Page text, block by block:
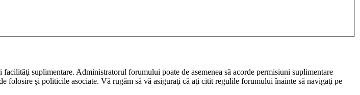
suplimentare. Administratorul forumului poate de asemenea să acorde permisiuni suplimentare
şi politicile asociate. Vă rugăm să vă asiguraţi că aţi citit regulile forumului înainte să navigaţi pe